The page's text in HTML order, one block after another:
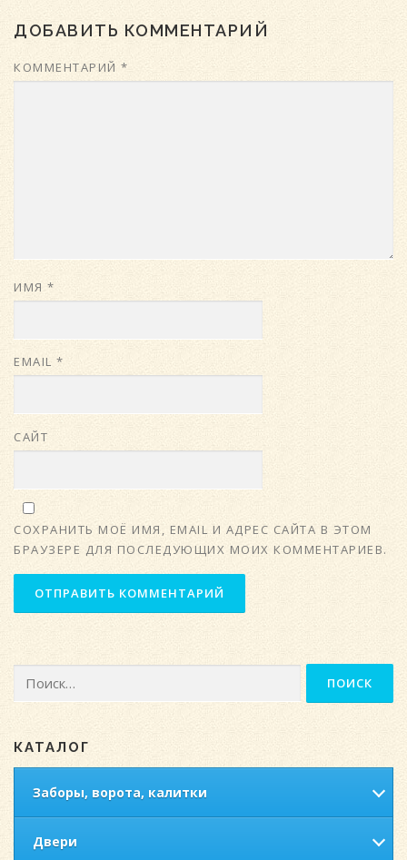
ДОБАВИТЬ КОММЕНТАРИЙ
КОММЕНТАРИЙ *
ИМЯ *
EMAIL *
САЙТ
СОХРАНИТЬ МОЁ ИМЯ, EMAIL И АДРЕС САЙТА В ЭТОМ
БРАУЗЕРЕ ДЛЯ ПОСЛЕДУЮЩИХ МОИХ КОММЕНТАРИЕВ.
КАТАЛОГ
Заборы, ворота, калитки
Двери